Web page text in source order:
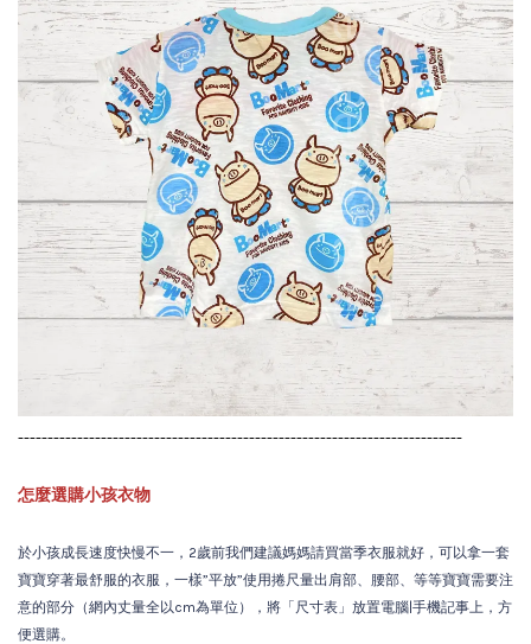
---------------------------------------------------------------------------
怎麼選購小孩衣物
於小孩成長速度快慢不一，2歲前我們建議媽媽請買當季衣服就好，可以拿一套
寶寶穿著最舒服的衣服，一樣”平放”使用捲尺量出肩部、腰部、等等寶寶需要注
意的部分（網內丈量全以cm為單位），將「尺寸表」放置電腦|手機記事上，方
便選購。